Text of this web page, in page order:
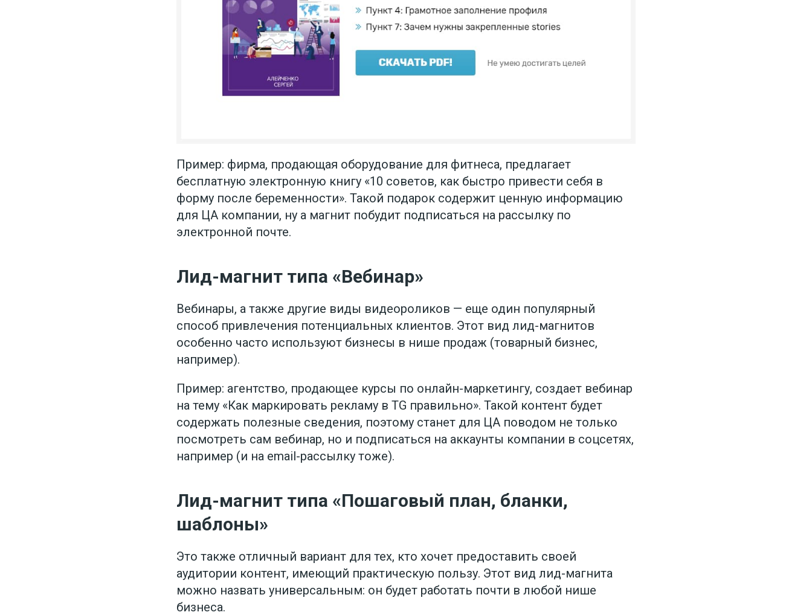
Пример: фирма, продающая оборудование для фитнеса, предлагает
бесплатную электронную книгу «10 советов, как быстро привести себя в
форму после беременности». Такой подарок содержит ценную информацию
для ЦА компании, ну а магнит побудит подписаться на рассылку по
электронной почте.
Лид-магнит типа «Вебинар»
Вебинары, а также другие виды видеороликов — еще один популярный
способ привлечения потенциальных клиентов. Этот вид лид-магнитов
особенно часто используют бизнесы в нише продаж (товарный бизнес,
например).
Пример: агентство, продающее курсы по онлайн-маркетингу, создает вебинар
на тему «Как маркировать рекламу в TG правильно». Такой контент будет
содержать полезные сведения, поэтому станет для ЦА поводом не только
посмотреть сам вебинар, но и подписаться на аккаунты компании в соцсетях,
например (и на email-рассылку тоже).
Лид-магнит типа «Пошаговый план, бланки,
шаблоны»
Это также отличный вариант для тех, кто хочет предоставить своей
аудитории контент, имеющий практическую пользу. Этот вид лид-магнита
можно назвать универсальным: он будет работать почти в любой нише
бизнеса.